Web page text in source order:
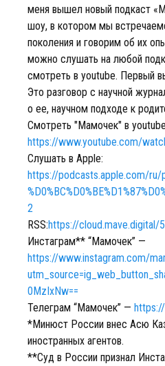
меня вышел новый подкаст
шоу, в котором мы
поколения и говорим об их
можно слушать на любой
смотреть в youtube. Первый
Это разговор с научной
о ее, научном подходе к
Смотреть "Мамочек" в
https://www.youtube.com/
Слушать в Apple:
https://podcasts.apple.com/ru/
2
RSS:https://cloud.mave.digital/
Инстаграм** “Мамочек” —
https://www.instagram.com/
0MzIxNw==
Телеграм “Мамочек” —
*Минюст России внес Асю
иностранных агентов.
**Суд в России признал